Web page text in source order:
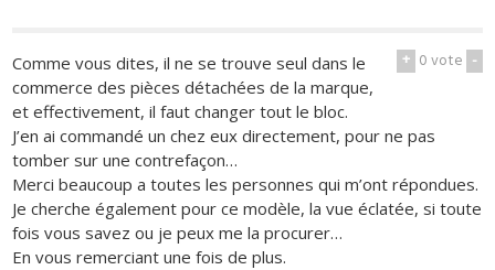
+ 0vote -
Comme vous dites, il ne se trouve seul dans le
commerce des pièces détachées de la marque,
et effectivement, il faut changer tout le bloc.
J’en ai commandé un chez eux directement, pour ne pas
tomber sur une contrefaçon…
Merci beaucoup a toutes les personnes qui m’ont répondues.
Je cherche également pour ce modèle, la vue éclatée, si toute
fois vous savez ou je peux me la procurer…
En vous remerciant une fois de plus.